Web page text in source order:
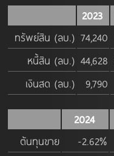
2023
ทรัพย์สิน (ลบ.) 74,240
หนี้สิน (ลบ.) 44,628
เงินสด (ลบ.)
9,790
2024
ต้นทุนขาย
-2.62%